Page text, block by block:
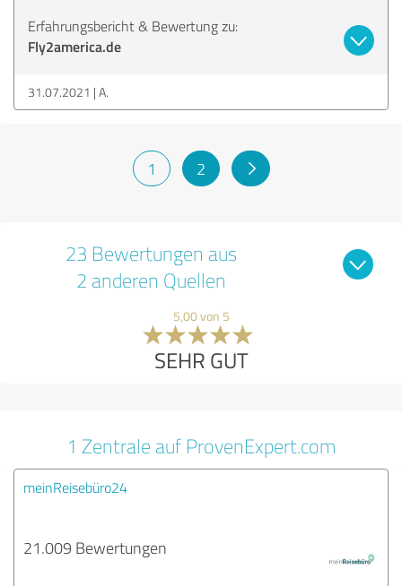
Erfahrungsbericht & Bewertung zu:
Fly2america.de
31.07.2021 A.
1 2
23 Bewertungen aus
2 anderen Quellen
5,00 von 5
SEHR GUT
1 Zentrale auf ProvenExpert.com
meinReisebüro24
21.009 Bewertungen